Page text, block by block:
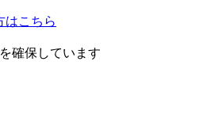
はこちら
確保しています